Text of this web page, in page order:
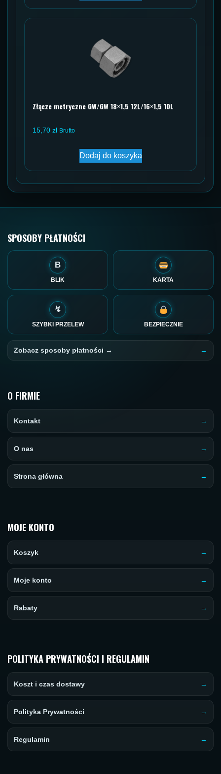
Złącze metryczne GW/GW 18×1,5 12L/16×1,5 10L
15,70 zł Brutto
Dodaj do koszyka
SPOSOBY PŁATNOŚCI
B
BLIK KARTA
↯
SZYBKI PRZELEW BEZPIECZNIE
Zobacz sposoby płatności →
O FIRMIE
Kontakt
O nas
Strona główna
MOJE KONTO
Koszyk
Moje konto
Rabaty
POLITYKA PRYWATNOŚCI I REGULAMIN
Koszt i czas dostawy
Polityka Prywatności
Regulamin